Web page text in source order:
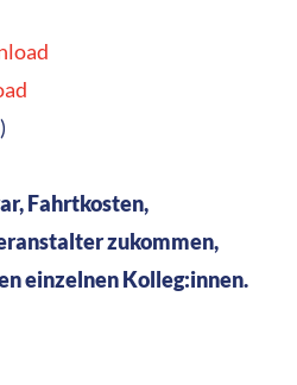
Fahrtkosten,
zukommen,
einzelnen Kolleg:innen.